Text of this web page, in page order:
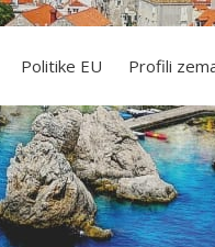
Politike EU Profili